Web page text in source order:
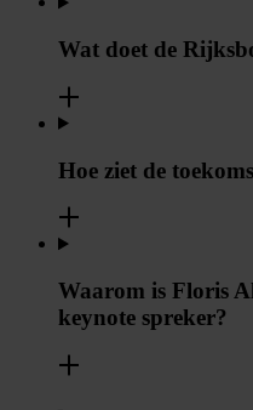
Wat doet de
Hoe ziet de
Waarom is Floris
keynote spreker?